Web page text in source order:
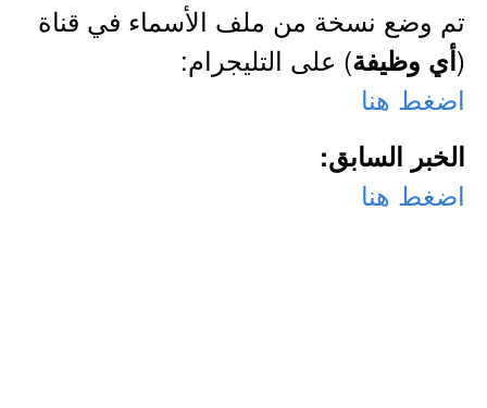
تم وضع نسخة من ملف الأسماء في قناة
(أي وظيفة) على التليجرام:
اضغط هنا
الخبر السابق:
اضغط هنا